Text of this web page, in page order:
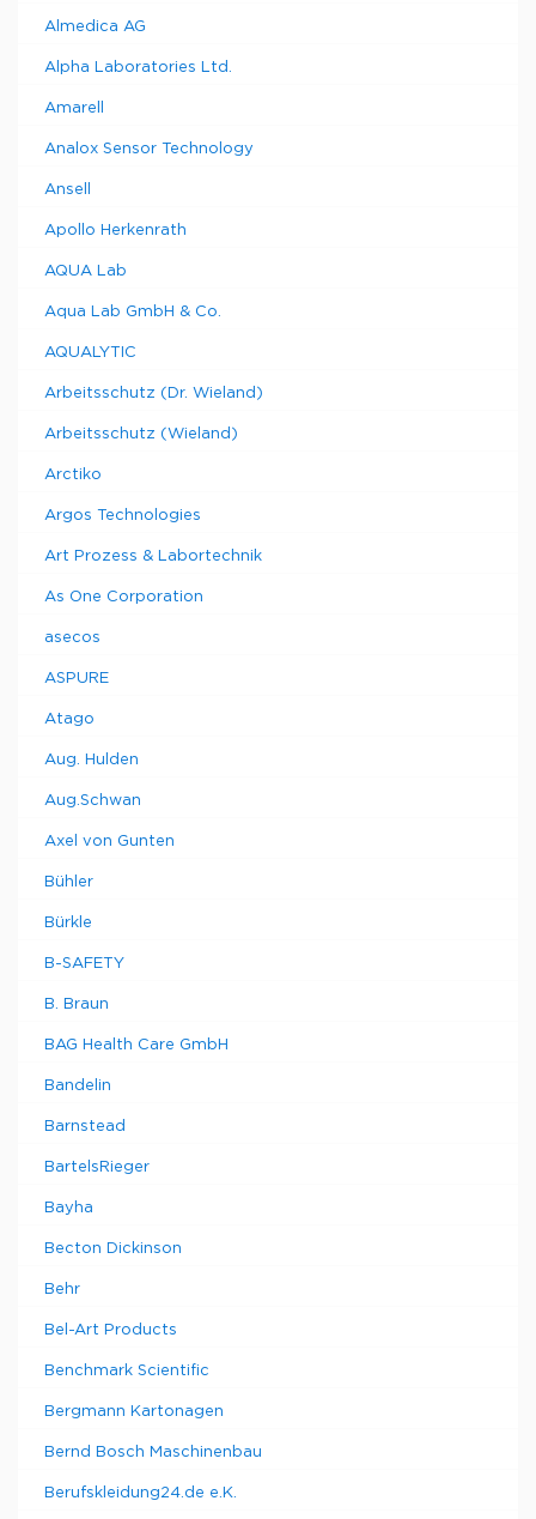
Almedica AG
Alpha Laboratories Ltd.
Amarell
Analox Sensor Technology
Ansell
Apollo Herkenrath
AQUA Lab
Aqua Lab GmbH & Co.
AQUALYTIC
Arbeitsschutz (Dr. Wieland)
Arbeitsschutz (Wieland)
Arctiko
Argos Technologies
Art Prozess & Labortechnik
As One Corporation
asecos
ASPURE
Atago
Aug. Hulden
Aug.Schwan
Axel von Gunten
Bühler
Bürkle
B-SAFETY
B. Braun
BAG Health Care GmbH
Bandelin
Barnstead
BartelsRieger
Bayha
Becton Dickinson
Behr
Bel-Art Products
Benchmark Scientific
Bergmann Kartonagen
Bernd Bosch Maschinenbau
Berufskleidung24.de e.K.